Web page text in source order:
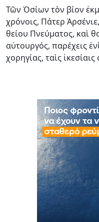
Τῶν Ὁσίων τὸν βίον
χρόνοις, Πάτερ
θείου Πνεύματος, καὶ
αὐτουργός, παρέχεις
χορηγίας, ταὶς